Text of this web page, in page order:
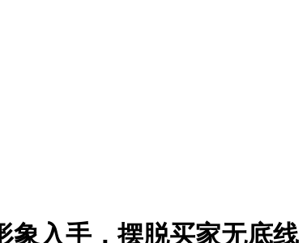
象入手，摆脱买家无底线